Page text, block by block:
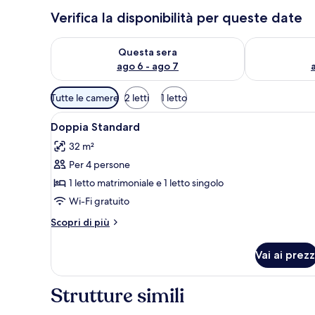
Verifica la disponibilità per queste date
Questa sera
ago 6 - ago 7
Verifica la disponibilità per questa sera, ago 6 - ago 7
Verifica la
Filtri
disponibili
per
le
camere
Tutte le camere 2 letti 1 letto
Apri
tutte
le
foto
per
Doppia
Standard
Minibar (con alcuni snack e
6
Doppia Standard
32 m²
Per 4 persone
1 letto matrimoniale e 1 letto singolo
Wi-Fi gratuito
Scopri di più
Altri
Standard
Vai ai
Strutture simili